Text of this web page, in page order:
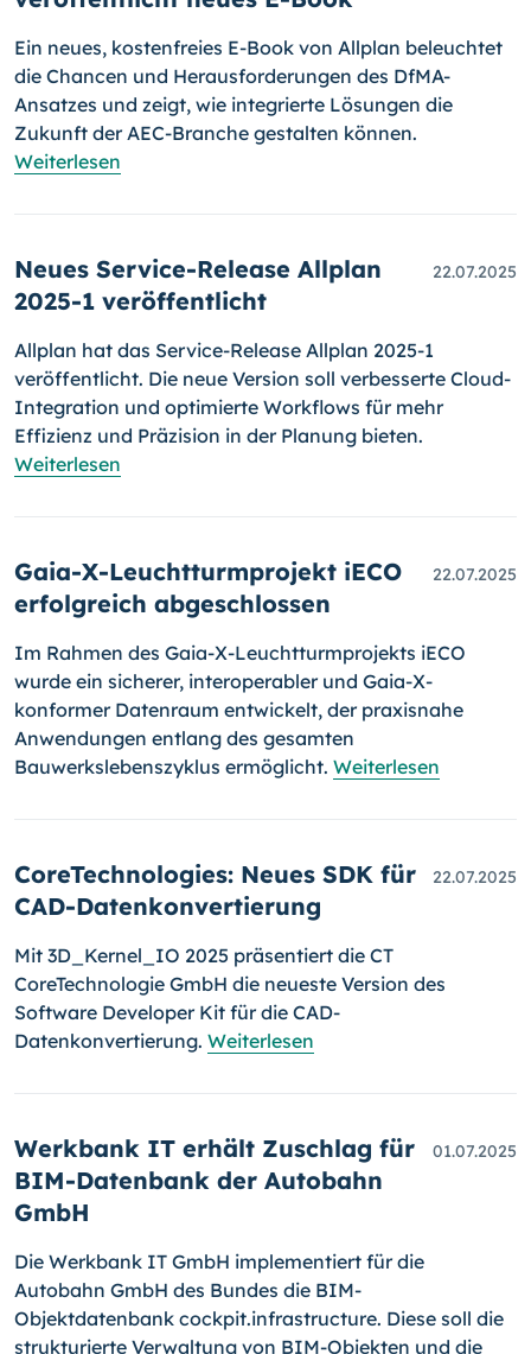
Ein neues, kostenfreies E-Book von Allplan beleuchtet
die Chancen und Herausforderungen des DfMA-
Ansatzes und zeigt, wie integrierte Lösungen die
Zukunft der AEC-Branche gestalten können.
Weiterlesen
Neues Service-Release Allplan
2025-1 veröffentlicht
22.07.2025
Allplan hat das Service-Release Allplan 2025-1
veröffentlicht. Die neue Version soll verbesserte Cloud-
Integration und optimierte Workflows für mehr
Effizienz und Präzision in der Planung bieten.
Weiterlesen
Gaia-X-Leuchtturmprojekt iECO
erfolgreich abgeschlossen
22.07.2025
Im Rahmen des Gaia-X-Leuchtturmprojekts iECO
wurde ein sicherer, interoperabler und Gaia-X-
konformer Datenraum entwickelt, der praxisnahe
Anwendungen entlang des gesamten
Bauwerkslebenszyklus ermöglicht. Weiterlesen
CoreTechnologies: Neues SDK für
CAD-Datenkonvertierung
22.07.2025
Mit 3D_Kernel_IO 2025 präsentiert die CT
CoreTechnologie GmbH die neueste Version des
Software Developer Kit für die CAD-
Datenkonvertierung. Weiterlesen
Werkbank IT erhält Zuschlag für
BIM-Datenbank der Autobahn
GmbH
01.07.2025
Die Werkbank IT GmbH implementiert für die
Autobahn GmbH des Bundes die BIM-
Objektdatenbank cockpit.infrastructure. Diese soll die
strukturierte Verwaltung von BIM-Objekten und die